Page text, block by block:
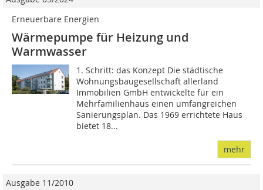
Erneuerbare Energien
Wärmepumpe für Heizung und
Warmwasser
1. Schritt: das Konzept Die städtische
Wohnungsbaugesellschaft allerland
Immobilien GmbH entwickelte für ein
Mehrfamilienhaus einen umfangreichen
Sanierungsplan. Das 1969 errichtete Haus
bietet 18...
mehr
Ausgabe 11/2010